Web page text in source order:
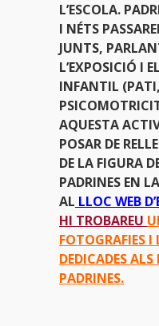
L’ESCOLA.
I NÉTS
JUNTS,
L’EXPOSICIÓ I
INFANTIL
AQUESTA
POSAR DE
DE LA FIGURA
PADRINES EN
AL LLOC WEB
HI TROBAREU
FOTOGRAFIES I
DEDICADES
PADRINES.